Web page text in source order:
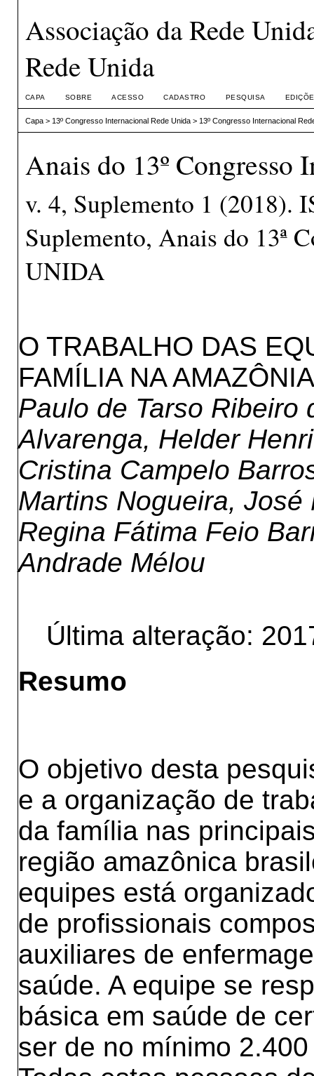
Associação da Rede
Rede Unida
CAPA SOBRE ACESSO CADASTRO PESQUISA
Capa> 13º Congresso Internacional Rede Unida> 13º Congresso Internacional
Anais do 13º Congresso
v. 4, Suplemento 1 (2018).
Suplemento, Anais do 13ª
UNIDA
O TRABALHO DAS
FAMÍLIA NA
Paulo de Tarso Ribeiro
Alvarenga, Helder
Cristina Campelo
Martins Nogueira,
Regina Fátima Feio
Andrade Mélou
Última alteração:
Resumo
O objetivo desta
e a organização de
da família nas
região amazônica
equipes está
de profissionais
auxiliares de
saúde. A equipe se
básica em saúde de
ser de no mínimo